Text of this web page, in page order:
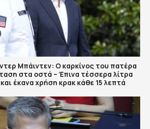
Μπάιντεν: Ο καρκίνος του πατέρα
στα οστά – Έπινα τέσσερα λίτρα
έκανα χρήση κρακ κάθε 15 λεπτά